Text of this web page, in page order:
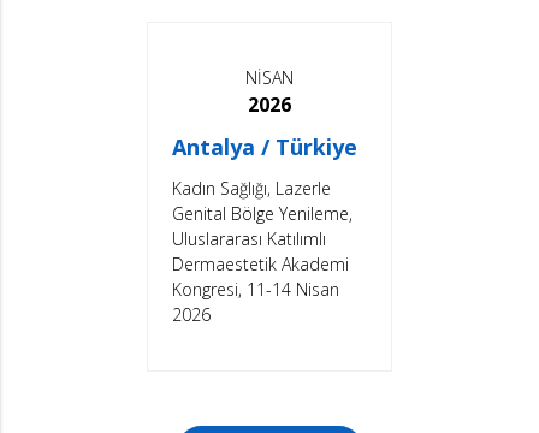
NİSAN
2026
Antalya / Türkiye
Kadın Sağlığı, Lazerle
Genital Bölge Yenileme,
Uluslararası Katılımlı
Dermaestetik Akademi
Kongresi, 11-14 Nisan
2026